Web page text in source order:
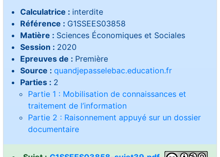
Calculatrice : interdite
Référence : G1SSEES03858
Matière : Sciences Économiques et Sociales
Session : 2020
Epreuves de : Première
Source : quandjepasselebac.education.fr
Parties : 2
Partie 1 : Mobilisation de connaissances et
traitement de l’information
Partie 2 : Raisonnement appuyé sur un dossier
documentaire